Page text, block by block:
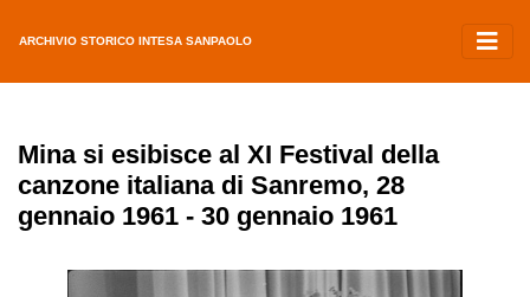
ARCHIVIO STORICO INTESA SANPAOLO
Mina si esibisce al XI Festival della
canzone italiana di Sanremo, 28
gennaio 1961 - 30 gennaio 1961